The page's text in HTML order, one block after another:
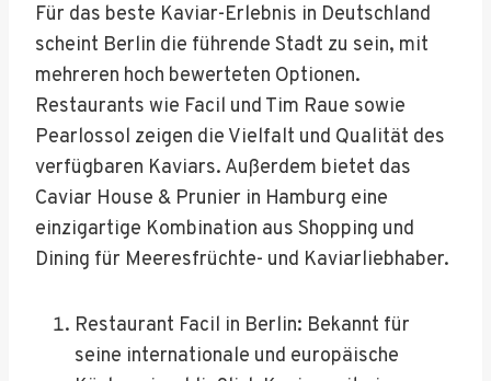
Für das beste Kaviar-Erlebnis in Deutschland
scheint Berlin die führende Stadt zu sein, mit
mehreren hoch bewerteten Optionen.
Restaurants wie Facil und Tim Raue sowie
Pearlossol zeigen die Vielfalt und Qualität des
verfügbaren Kaviars. Außerdem bietet das
Caviar House & Prunier in Hamburg eine
einzigartige Kombination aus Shopping und
Dining für Meeresfrüchte- und Kaviarliebhaber.
Restaurant Facil in Berlin: Bekannt für
seine internationale und europäische